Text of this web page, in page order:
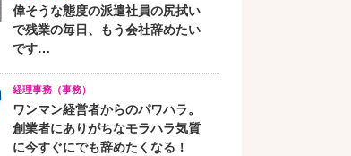
偉そうな態度の派遣社員の尻拭い
で残業の毎日、もう会社辞めたい
です…
経理事務（事務）
ワンマン経営者からのパワハラ。
創業者にありがちなモラハラ気質
に今すぐにでも辞めたくなる！